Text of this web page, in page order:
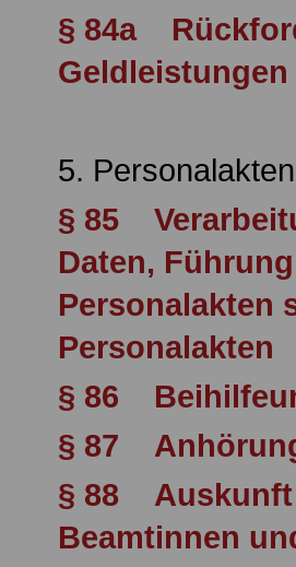
§ 84a
Geldleistungen
5. Personalakten
§ 85
Daten,
Personalakten
Personalakten
§ 86
§ 87
§ 88 Auskunft
Beamtinnen